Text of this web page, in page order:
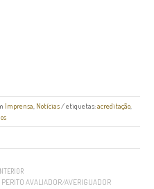
Imprensa, Notícias/ etiquetas:acreditação,
AVALIADOR/AVERIGUADOR